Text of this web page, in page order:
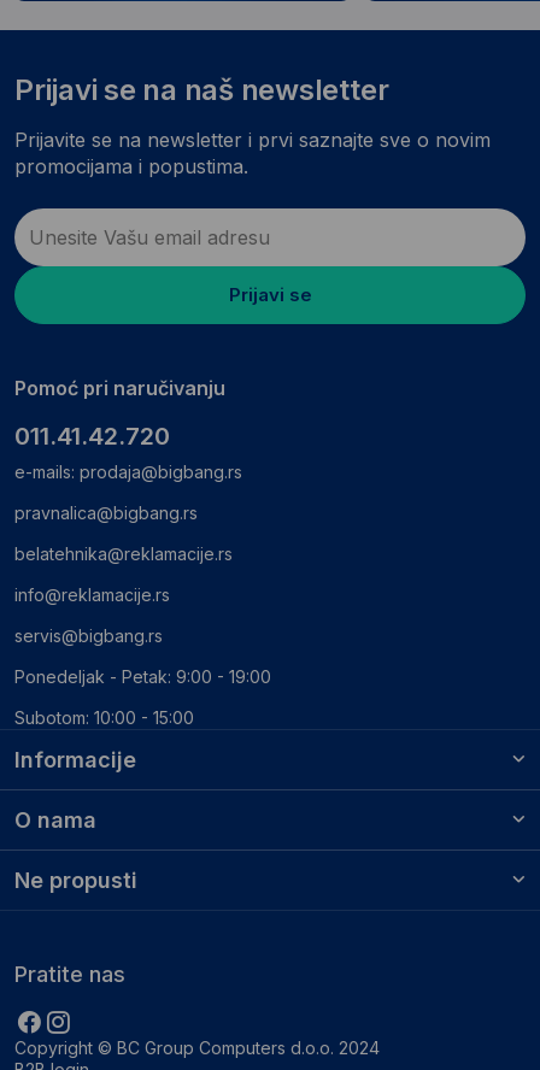
Informacije
O nama
Ne propusti
Prijavi se na naš newsletter
Prijavite se na newsletter i prvi saznajte sve o novim
promocijama i popustima.
Prijavi se
Pomoć pri naručivanju
011.41.42.720
e-mails: prodaja@bigbang.rs
pravnalica@bigbang.rs
belatehnika@reklamacije.rs
info@reklamacije.rs
servis@bigbang.rs
Ponedeljak - Petak: 9:00 - 19:00
Subotom: 10:00 - 15:00
Copyright © BC Group Computers d.o.o. 2024
Pratite nas